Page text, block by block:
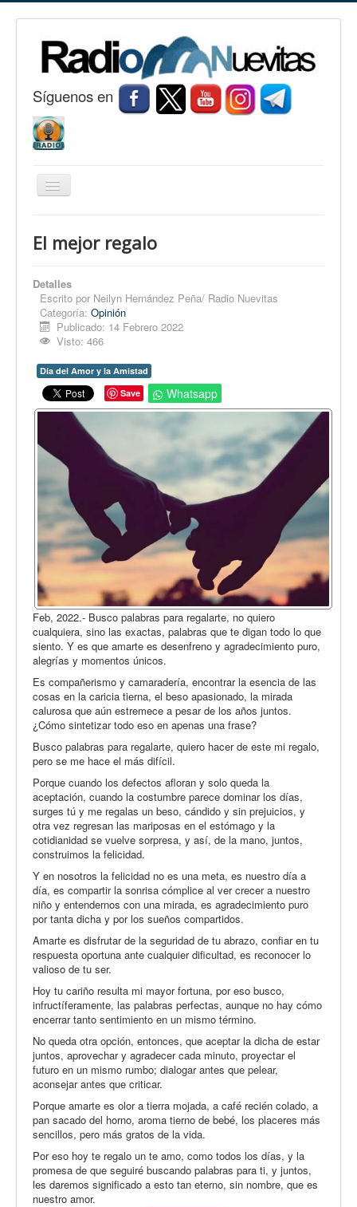
Síguenos en
Cambiar
Nuevitas
Noticias
Conozca Nuevitas
Fotorreportaje
Opinión
En audio
Medio Ambiente
Ciencia, tecnología y curiosidades
Francés
Inglés
Desempolvando la historia
El mejor regalo
Detalles
Escrito por Neilyn Hernández Peña/ Radio Nuevitas
Categoría: Opinión
Publicado: 14 Febrero 2022
Visto: 466
Día del Amor y la Amistad
Save
Whatsapp
Feb, 2022.- Busco palabras para regalarte, no quiero
cualquiera, sino las exactas, palabras que te digan todo lo que
siento. Y es que amarte es desenfreno y agradecimiento puro,
alegrías y momentos únicos.
Es compañerismo y camaradería, encontrar la esencia de las
cosas en la caricia tierna, el beso apasionado, la mirada
calurosa que aún estremece a pesar de los años juntos.
¿Cómo sintetizar todo eso en apenas una frase?
Busco palabras para regalarte, quiero hacer de este mi regalo,
pero se me hace el más difícil.
Porque cuando los defectos afloran y solo queda la
aceptación, cuando la costumbre parece dominar los días,
surges tú y me regalas un beso, cándido y sin prejuicios, y
otra vez regresan las mariposas en el estómago y la
cotidianidad se vuelve sorpresa, y así, de la mano, juntos,
construimos la felicidad.
Y en nosotros la felicidad no es una meta, es nuestro día a
día, es compartir la sonrisa cómplice al ver crecer a nuestro
niño y entendernos con una mirada, es agradecimiento puro
por tanta dicha y por los sueños compartidos.
Amarte es disfrutar de la seguridad de tu abrazo, confiar en tu
respuesta oportuna ante cualquier dificultad, es reconocer lo
valioso de tu ser.
Hoy tu cariño resulta mi mayor fortuna, por eso busco,
infructíferamente, las palabras perfectas, aunque no hay cómo
encerrar tanto sentimiento en un mismo término.
No queda otra opción, entonces, que aceptar la dicha de estar
juntos, aprovechar y agradecer cada minuto, proyectar el
futuro en un mismo rumbo; dialogar antes que pelear,
aconsejar antes que criticar.
Porque amarte es olor a tierra mojada, a café recién colado, a
pan sacado del horno, aroma tierno de bebé, los placeres más
sencillos, pero más gratos de la vida.
Por eso hoy te regalo un te amo, como todos los días, y la
promesa de que seguiré buscando palabras para ti, y juntos,
les daremos significado a esto tan eterno, sin nombre, que es
nuestro amor.